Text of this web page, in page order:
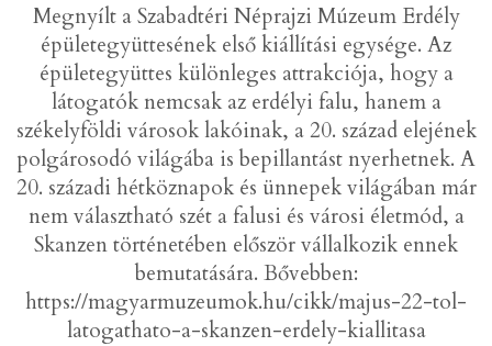
Megnyílt a Szabadtéri Néprajzi Múzeum Erdély
épületegyüttesének első kiállítási egysége. Az
épületegyüttes különleges attrakciója, hogy a
látogatók nemcsak az erdélyi falu, hanem a
székelyföldi városok lakóinak, a 20. század elejének
polgárosodó világába is bepillantást nyerhetnek. A
20. századi hétköznapok és ünnepek világában már
nem választható szét a falusi és városi életmód, a
Skanzen történetében először vállalkozik ennek
bemutatására. Bővebben:
https://magyarmuzeumok.hu/cikk/majus-22-tol-
latogathato-a-skanzen-erdely-kiallitasa